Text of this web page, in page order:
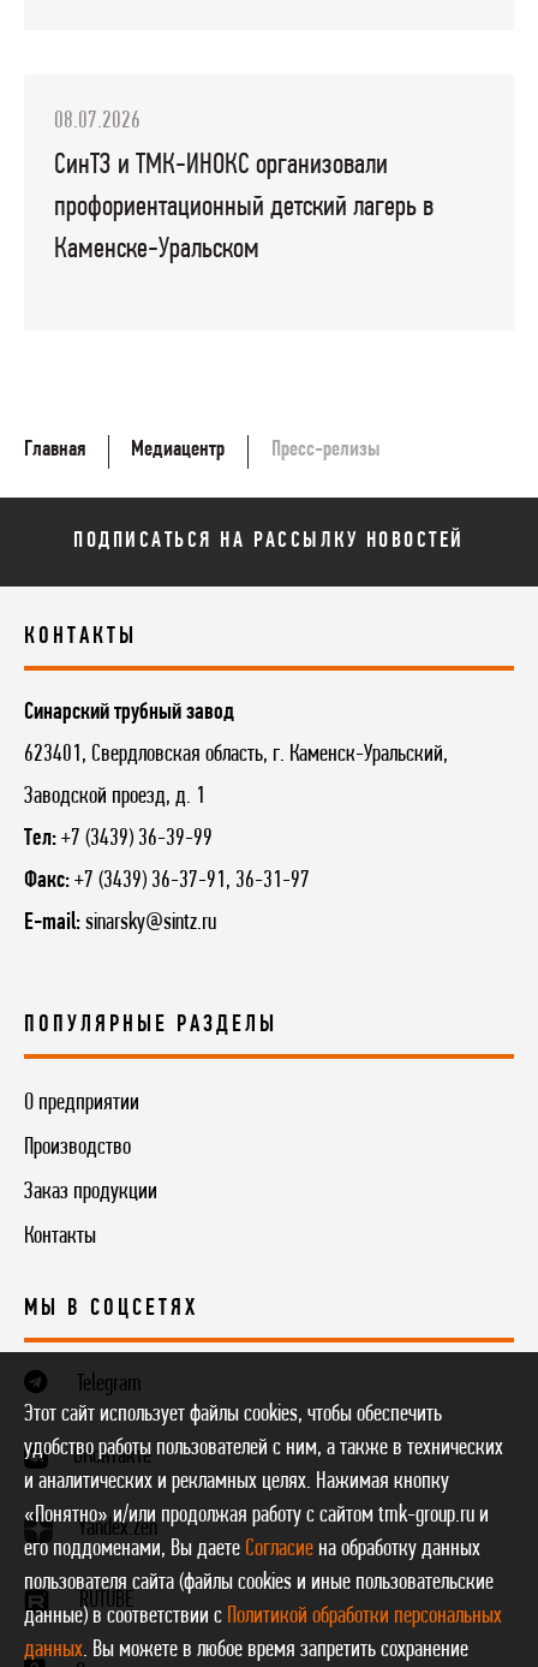
08.07.2026
СинТЗ и ТМК-ИНОКС организовали
профориентационный детский лагерь в
Каменске-Уральском
Главная Медиацентр Пресс-релизы
ПОДПИСАТЬСЯ НА РАССЫЛКУ НОВОСТЕЙ
КОНТАКТЫ
Синарский трубный завод
623401, Свердловская область, г. Каменск-Уральский,
Заводской проезд, д. 1
Тел: +7 (3439) 36-39-99
Факс: +7 (3439) 36-37-91, 36-31-97
E-mail: sinarsky@sintz.ru
ПОПУЛЯРНЫЕ РАЗДЕЛЫ
О предприятии
Производство
Заказ продукции
Контакты
МЫ В СОЦСЕТЯХ
Telegram
ВКонтакте
Yandex.Zen
RUTUBE
Этот сайт использует файлы cookies, чтобы обеспечить
удобство работы пользователей с ним, а также в технических
и аналитических и рекламных целях. Нажимая кнопку
«Понятно» и/или продолжая работу с сайтом tmk-group.ru и
его поддоменами, Вы даете Согласие на обработку данных
пользователя сайта (файлы cookies и иные пользовательские
данные) в соответствии с Политикой обработки персональных
данных. Вы можете в любое время запретить сохранение